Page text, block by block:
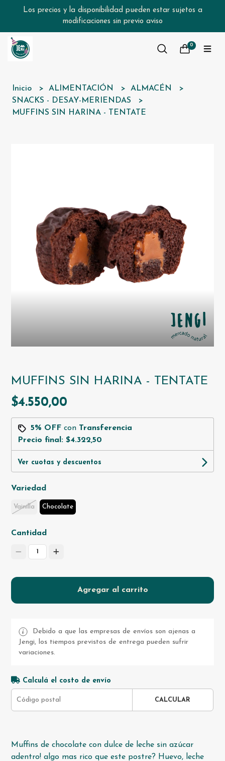
Los precios y la disponibilidad pueden estar sujetos a
modificaciones sin previo aviso
0
Inicio ALIMENTACIÓN
ALMACÉN
SNACKS - DESAY-MERIENDAS
MUFFINS SIN HARINA - TENTATE
MUFFINS SIN HARINA - TENTATE
$4.550,00
5% OFF con Transferencia
Precio final:$4.322,50
Ver cuotas y descuentos
Variedad
Vainilla Chocolate
Cantidad
1
Agregar al carrito
Debido a que las empresas de envíos son ajenas a
Jengi, los tiempos previstos de entrega pueden sufrir
variaciones.
Calculá el costo de envío
CALCULAR
Muffins de chocolate con dulce de leche sin azúcar
adentro! algo mas rico que este postre? Huevo, leche